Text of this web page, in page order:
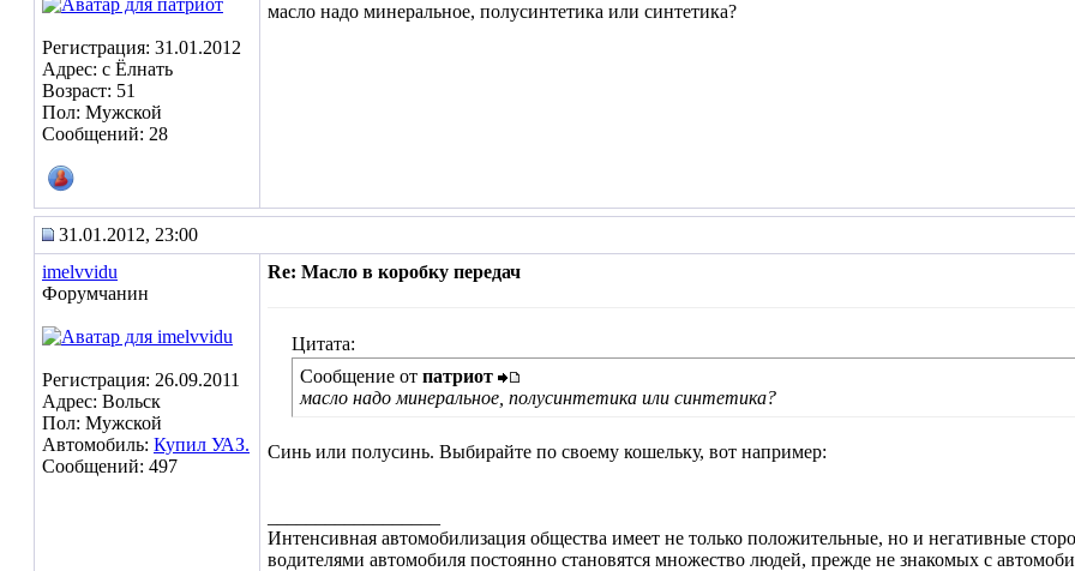
Регистрация: 31.01.2012
Адрес: с Ёлнать
Возраст: 51
Пол: Мужской
Сообщений: 28
масло надо минеральное, полусинтетика или синтетика?
31.01.2012, 23:00
imelvvidu
Форумчанин
Регистрация: 26.09.2011
Адрес: Вольск
Пол: Мужской
Автомобиль: Купил УАЗ.
Сообщений: 497
Re: Масло в коробку передач
Цитата:
Сообщение от патриот
масло надо минеральное, полусинтетика или синтетика?
Синь или полусинь. Выбирайте по своему кошельку, вот например:
Интенсивная автомобилизация общества имеет не только положительные, но и негативные
водителями автомобиля постоянно становятся множество людей, прежде не знакомых с